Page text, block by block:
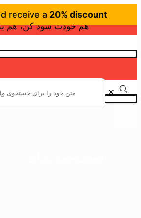
receive a 20% discount
هم خودت سود کن، هم
✕